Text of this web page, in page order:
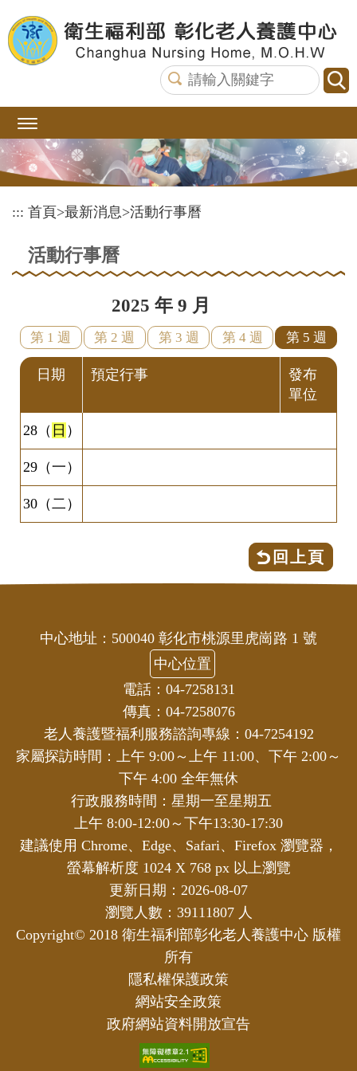
到
主
::: 首頁>最新消息>活動行事曆
活動行事曆
2025 年 9 月
第 1 週 第 2 週 第 3 週 第 4 週 第 5 週
日期 預定行事
發布
單位
28（ 日 ）
29（一）
30（二）
回上頁
中心地址：500040 彰化市桃源里虎崗路 1 號
中心位置
電話：04-7258131
傳真：04-7258076
老人養護暨福利服務諮詢專線：04-7254192
家屬探訪時間：上午 9:00～上午 11:00、下午 2:00～
下午 4:00 全年無休
行政服務時間：星期一至星期五
上午 8:00-12:00～下午13:30-17:30
建議使用 Chrome、Edge、Safari、Firefox 瀏覽器，
螢幕解析度 1024 X 768 px 以上瀏覽
更新日期：2026-08-07
瀏覽人數：39111807 人
Copyright© 2018 衛生福利部彰化老人養護中心 版權
所有
隱私權保護政策
網站安全政策
政府網站資料開放宣告